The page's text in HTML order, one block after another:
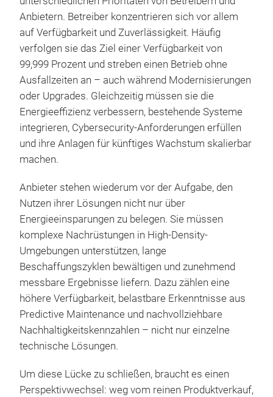
Anbietern. Betreiber konzentrieren sich vor allem
auf Verfügbarkeit und Zuverlässigkeit. Häufig
verfolgen sie das Ziel einer Verfügbarkeit von
99,999 Prozent und streben einen Betrieb ohne
Ausfallzeiten an – auch während Modernisierungen
oder Upgrades. Gleichzeitig müssen sie die
Energieeffizienz verbessern, bestehende Systeme
integrieren, Cybersecurity-Anforderungen erfüllen
und ihre Anlagen für künftiges Wachstum skalierbar
machen.
Anbieter stehen wiederum vor der Aufgabe, den
Nutzen ihrer Lösungen nicht nur über
Energieeinsparungen zu belegen. Sie müssen
komplexe Nachrüstungen in High-Density-
Umgebungen unterstützen, lange
Beschaffungszyklen bewältigen und zunehmend
messbare Ergebnisse liefern. Dazu zählen eine
höhere Verfügbarkeit, belastbare Erkenntnisse aus
Predictive Maintenance und nachvollziehbare
Nachhaltigkeitskennzahlen – nicht nur einzelne
technische Lösungen.
Um diese Lücke zu schließen, braucht es einen
Perspektivwechsel: weg vom reinen Produktverkauf,